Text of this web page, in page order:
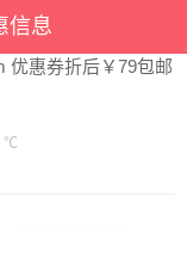
信息
优惠券折后￥79包邮
℃